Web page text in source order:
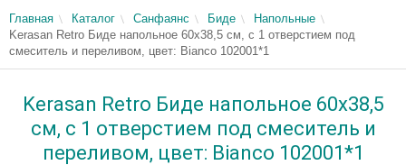
Главная Каталог Санфаянс Биде
Напольные
Kerasan Retro Биде напольное 60x38,5 см, с 1 отверстием под
смеситель и переливом, цвет: Bianco 102001*1
Kerasan Retro Биде напольное 60x38,5
см, с 1 отверстием под смеситель и
переливом, цвет: Bianco 102001*1